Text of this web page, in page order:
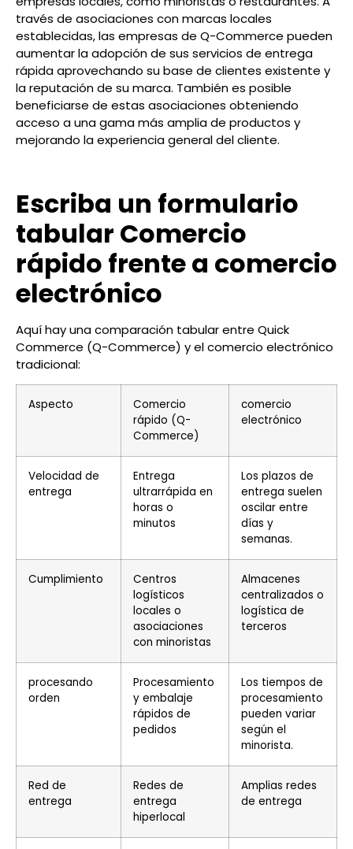
través de asociaciones con marcas locales
establecidas, las empresas de Q-Commerce pueden
aumentar la adopción de sus servicios de entrega
rápida aprovechando su base de clientes existente y
la reputación de su marca. También es posible
beneficiarse de estas asociaciones obteniendo
acceso a una gama más amplia de productos y
mejorando la experiencia general del cliente.
Escriba un formulario
tabular Comercio
rápido frente a comercio
electrónico
Aquí hay una comparación tabular entre Quick
Commerce (Q-Commerce) y el comercio electrónico
tradicional:
Aspecto
Comercio
rápido (Q-
Commerce)
comercio
electrónico
Velocidad de
entrega
Entrega
ultrarrápida en
horas o
minutos
Los plazos de
entrega suelen
oscilar entre
días y
semanas.
Cumplimiento
Centros
logísticos
locales o
asociaciones
con minoristas
Almacenes
centralizados o
logística de
terceros
procesando
orden
Procesamiento
y embalaje
rápidos de
pedidos
Los tiempos de
procesamiento
pueden variar
según el
minorista.
Red de
entrega
Redes de
entrega
hiperlocal
Amplias redes
de entrega